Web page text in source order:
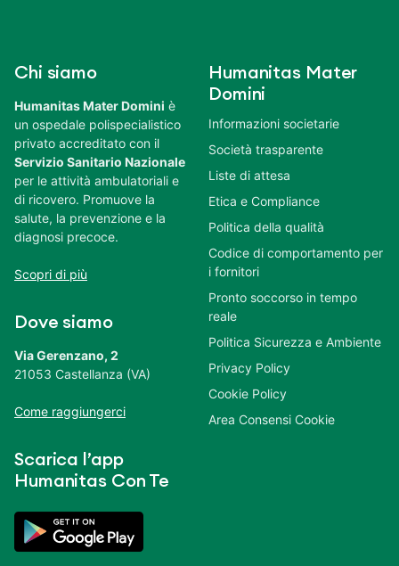
Chi siamo
Humanitas Mater Domini è
un ospedale polispecialistico
privato accreditato con il
Servizio Sanitario Nazionale
per le attività ambulatoriali e
di ricovero. Promuove la
salute, la prevenzione e la
diagnosi precoce.
Scopri di più
Dove siamo
Via Gerenzano, 2
21053 Castellanza (VA)
Come raggiungerci
Scarica l’app
Humanitas Con Te
Humanitas Mater
Domini
Informazioni societarie
Società trasparente
Liste di attesa
Etica e Compliance
Politica della qualità
Codice di comportamento per
i fornitori
Pronto soccorso in tempo
reale
Politica Sicurezza e Ambiente
Privacy Policy
Cookie Policy
Area Consensi Cookie